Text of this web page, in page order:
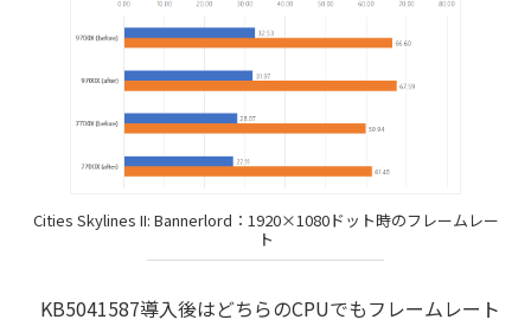
Cities Skylines II: Bannerlord：1920×1080ドット時のフレームレー
ト
KB5041587導入後はどちらのCPUでもフレームレート